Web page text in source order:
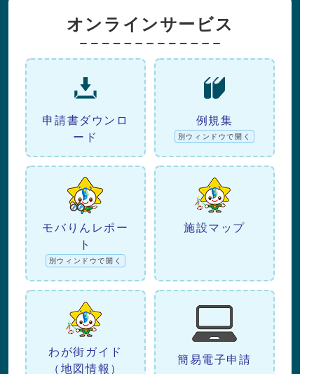
オンラインサービス
申請書ダウンロ
ード
例規集
別ウィンドウで開く
モバりんレポー
ト
別ウィンドウで開く
施設マップ
わが街ガイド
（地図情報）
簡易電子申請